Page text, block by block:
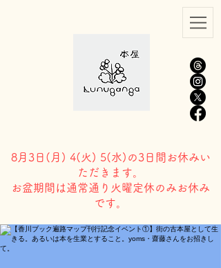
8月3日( 月) 4(火) 5(水)の3日間お休みい
ただきます。
​お盆期間は通常通り火曜定休のみお休み
です。